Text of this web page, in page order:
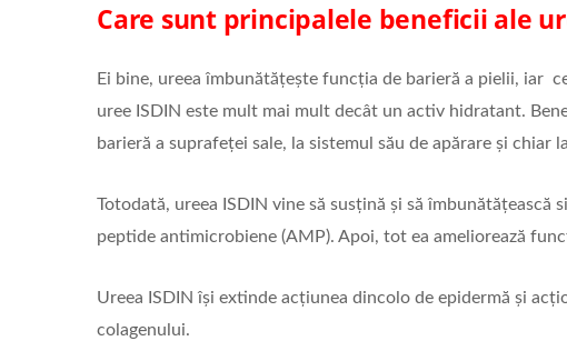
Care sunt principalele beneficii ale
Ei bine, ureea îmbunătățește funcția de barieră a pielii, iar
uree ISDIN este mult mai mult decât un activ hidratant.
barieră a suprafeței sale, la sistemul său de apărare și chiar
Totodată, ureea ISDIN vine să susțină și să
peptide antimicrobiene (AMP). Apoi, tot ea ameliorează
Ureea ISDIN își extinde acțiunea dincolo de epidermă și
colagenului.